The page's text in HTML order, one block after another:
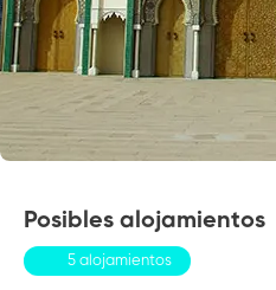
Posibles alojamientos
5 alojamientos